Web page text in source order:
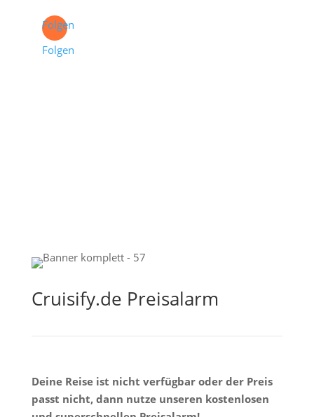
Folgen
Folgen
Cruisify.de Preisalarm
Deine Reise ist nicht verfügbar oder der Preis
passt nicht, dann nutze unseren kostenlosen